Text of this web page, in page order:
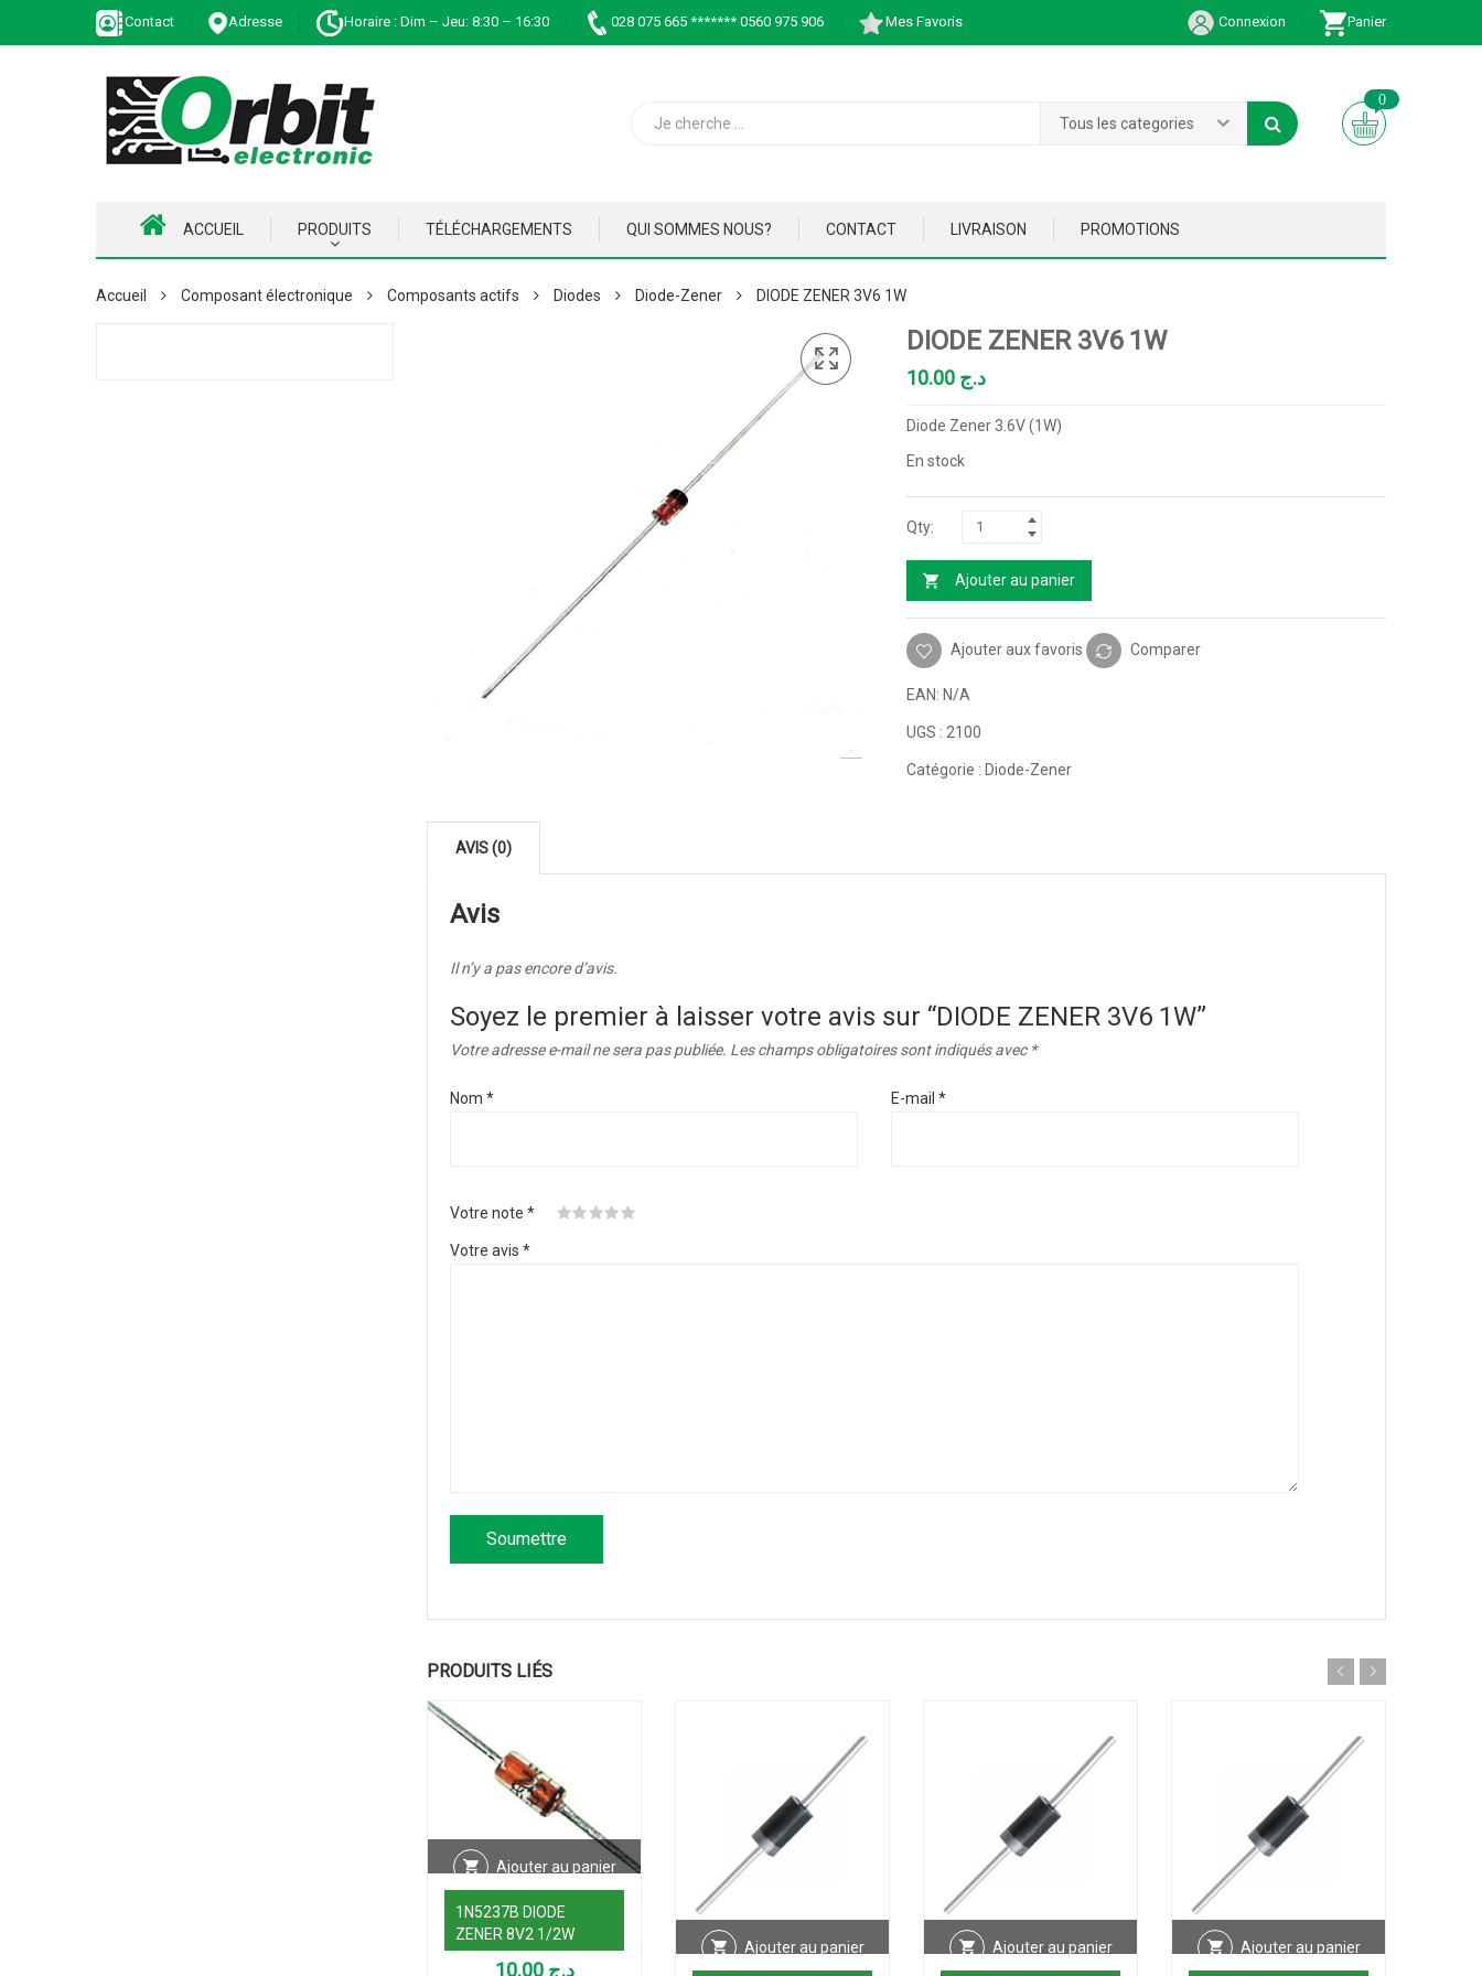
Contact Adresse Horaire : Dim – Jeu: 8:30 – 16:30 028 075 665 ******* 0560 975 906 Mes Favoris Connexion Panier
Tous les categories
0
ACCUEIL PRODUITS TÉLÉCHARGEMENTS QUI SOMMES NOUS? CONTACT LIVRAISON PROMOTIONS
Accueil Composant électronique Composants actifs Diodes Diode-Zener DIODE ZENER 3V6 1W
DIODE ZENER 3V6 1W
د.ج
Diode Zener 3.6V (1W)
En stock
Ajouter au panier
Ajouter aux favoris Comparer
EAN: N/A
UGS : 2100
Catégorie : Diode-Zener
AVIS (0)
Avis
Il n’y a pas encore d’avis.
Soyez le premier à laisser votre avis sur “DIODE ZENER 3V6 1W”
Votre adresse e-mail ne sera pas publiée. Les champs obligatoires sont indiqués avec *
Nom * E-mail *
Votre note *
Votre avis *
PRODUITS LIÉS
Ajouter au panier
1N5237B DIODE
ZENER 8V2 1/2W
د.ج 10.00
Ajouter au panier Ajouter au panier Ajouter au panier